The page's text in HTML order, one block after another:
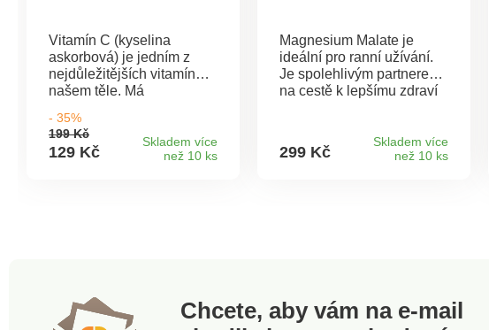
Vitamín C (kyselina
askorbová) je jedním z
nejdůležitějších vitamínů v
našem těle. Má
přispívá k normální funkci
imunitního systému, podílí
se na tvorbě hormonů,
C se z těla vylučuje močí.
Proto je nutné jej každý
- 35%
199 Kč
129 Kč
Skladem více
než 10 ks
Magnesium Malate je
ideální pro ranní užívání.
Je spolehlivým partnerem
na cestě k lepšímu zdraví
každodenní podporu
vitality. Tato forma hořčíku
Energizující účinek a
výborný proti únavě
299 Kč
Skladem více
než 10 ks
Chcete, aby vám na e-mail